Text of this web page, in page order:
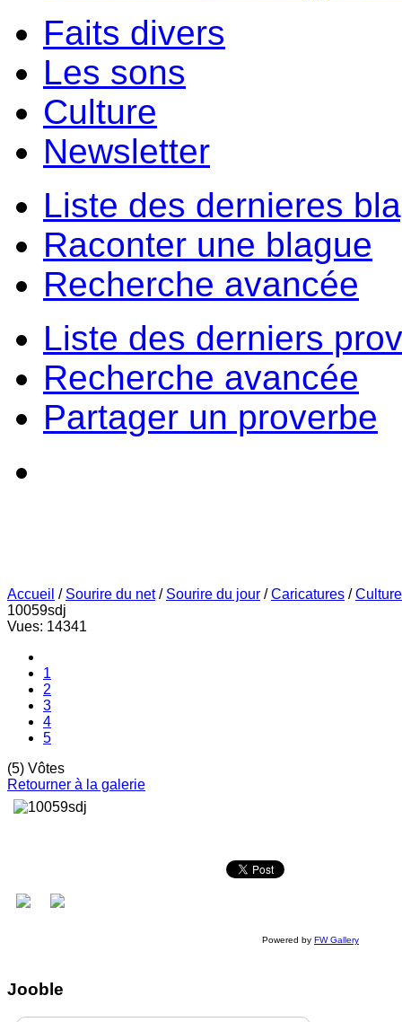
Faits divers
Les sons
Culture
Newsletter
Liste des dernieres
Raconter une blague
Recherche avancée
Liste des derniers
Recherche avancée
Partager un proverbe
Accueil / Sourire du net / Sourire du jour /Caricatures /Culture
10059sdj
Vues: 14341
1
2
3
4
5
(5) Vôtes
Retourner à la galerie
Powered by FW Gallery
Jooble